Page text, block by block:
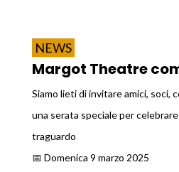
NEWS
Margot Theatre
Siamo lieti di invitare amici, soci,
una serata speciale per
traguardo
📅 Domenica 9 marzo 2025